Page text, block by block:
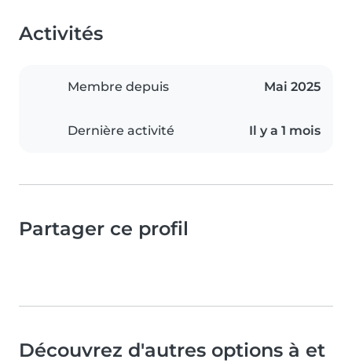
Activités
Membre depuis Mai 2025
Dernière activité Il y a 1 mois
Partager ce profil
Découvrez d'autres options à et